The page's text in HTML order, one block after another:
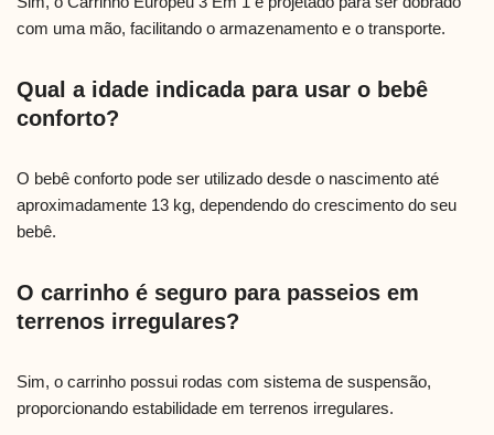
com uma mão, facilitando o armazenamento e o transporte.
Qual a idade indicada para usar o bebê
conforto?
O bebê conforto pode ser utilizado desde o nascimento até
aproximadamente 13 kg, dependendo do crescimento do seu
bebê.
O carrinho é seguro para passeios em
terrenos irregulares?
Sim, o carrinho possui rodas com sistema de suspensão,
proporcionando estabilidade em terrenos irregulares.